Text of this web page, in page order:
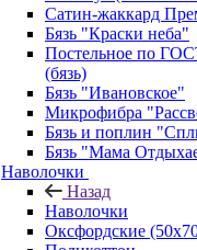
Сатин-жаккард
Бязь "Краски неба"
Постельное по
(бязь)
Бязь "Ивановское"
Микрофибра
Бязь и поплин
Бязь "Мама
Наволочки
Назад
Наволочки
Оксфордские